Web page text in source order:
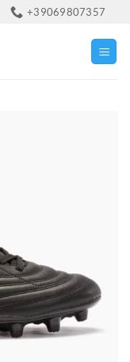
+39069807357